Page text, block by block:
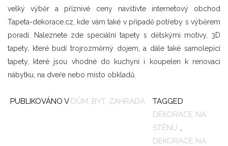
velký výběr a příznivé ceny navštivte internetový obchod
Tapeta-dekorace.cz, kde vám také v případě potřeby s výběrem
poradí. Naleznete zde speciální tapety s dětskými motivy, 3D
tapety, které budí trojrozměrný dojem, a dále také samolepící
tapety, které jsou vhodné do kuchyní i koupelen k renovaci
nábytku, na dveře nebo místo obkladů.
PUBLIKOVÁNO V DŮM, BYT, ZAHRADA
TAGGED
DEKORACE NA
STĚNU ,
DEKORACE NA